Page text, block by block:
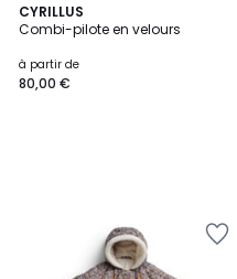
CYRILLUS
Combi-pilote en velours
à partir de
80,00 €